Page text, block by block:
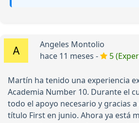
Angeles Montolio
hace 11 meses -
5
Martín ha tenido una experiencia
Academia Number 10. Durante el
todo el apoyo necesario y gracias
título First en junio. Ahora ya está